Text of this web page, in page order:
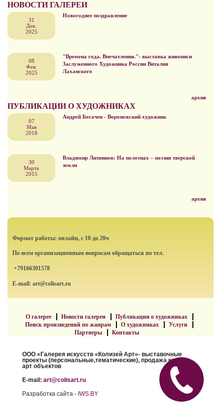
НОВОСТИ ГАЛЕРЕИ
31
Дек.
2025
Новогоднее поздравление
08
Фев.
2025
"Времена года. Впечатления."- выставка живописи
Заслуженного Художника России Виталия
Лаханского
архив
ПУБЛИКАЦИИ О ХУДОЖНИКАХ
07
Мая
2018
Андрей Богачев - Воронежский художник
30
Марта
2015
Владимир Литвинов: На полотнах – поэзия тверской
земли
архив
Формат работы: онлайн, с 10 до 20ч
По всем организационным вопросам обращаться по тел.
+79166301578
E-mail: art@colisart.ru
О галерее Новости галереи
Публикации о художниках
Поиск произведений по жанрам
О художниках
Услуги
Партнеры
Контакты
ООО «Галерея искусств «Колизей Арт»- выставочные
проекты (персональные,тематические), продажа картин,
арт объектов
E-mail: art@colisart.ru
Разработка сайта - IWS.BY